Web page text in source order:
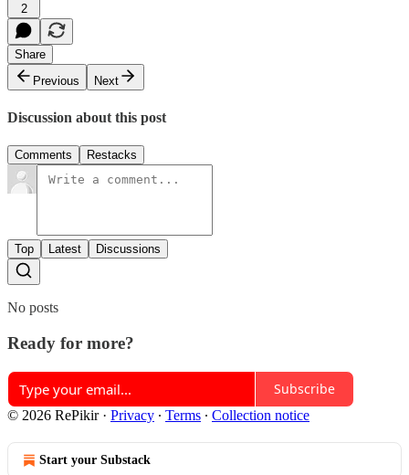
2
Share
Previous
Next
Discussion about this post
Comments Restacks
Top Latest Discussions
No posts
Ready for more?
Subscribe
© 2026 RePikir· Privacy ∙ Terms ∙ Collection notice
Start your Substack